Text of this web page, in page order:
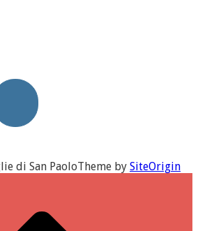
di San PaoloTheme by SiteOrigin